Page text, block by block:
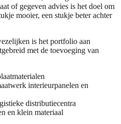
of gegeven advies is het doel om
mooier, een stukje beter achter
is het portfolio aan
met de toevoeging van
interieurpanelen en
distributiecentra
en klein materiaal